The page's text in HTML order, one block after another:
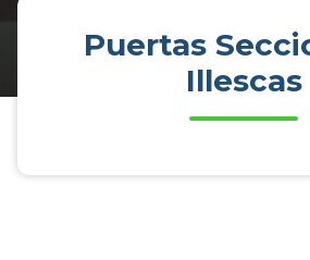
Puertas
Illescas